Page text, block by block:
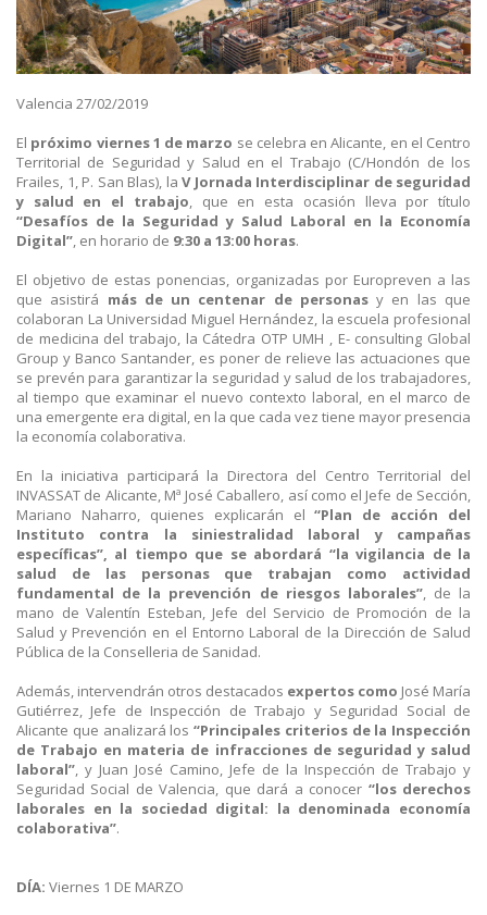
Valencia 27/02/2019
El próximo viernes 1 de marzo se celebra en Alicante, en el Centro
Territorial de Seguridad y Salud en el Trabajo (C/Hondón de los
Frailes, 1, P. San Blas), la V Jornada Interdisciplinar de seguridad
y salud en el trabajo, que en esta ocasión lleva por título
“Desafíos de la Seguridad y Salud Laboral en la Economía
Digital”, en horario de 9:30 a 13:00 horas.
El objetivo de estas ponencias, organizadas por Europreven a las
que asistirá más de un centenar de personasy en las que
colaboran La Universidad Miguel Hernández, la escuela profesional
de medicina del trabajo, la Cátedra OTP UMH , E- consulting Global
Group y Banco Santander, es poner de relieve las actuaciones que
se prevén para garantizar la seguridad y salud de los trabajadores,
al tiempo que examinar el nuevo contexto laboral, en el marco de
una emergente era digital, en la que cada vez tiene mayor presencia
la economía colaborativa.
En la iniciativa participará la Directora del Centro Territorial del
INVASSAT de Alicante, Mª José Caballero, así como el Jefe de Sección,
Mariano Naharro, quienes explicarán el“Plan de acción del
Instituto contra la siniestralidad laboral y campañas
específicas”, al tiempo que se abordará “la vigilancia de la
salud de las personas que trabajan como actividad
fundamental de la prevención de riesgos laborales”, de la
mano de Valentín Esteban, Jefe del Servicio de Promoción de la
Salud y Prevención en el Entorno Laboral de la Dirección de Salud
Pública de la Conselleria de Sanidad.
Además, intervendrán otros destacados expertos como José María
Gutiérrez, Jefe de Inspección de Trabajo y Seguridad Social de
Alicante que analizará los “Principales criterios de la Inspección
de Trabajo en materia de infracciones de seguridad y salud
laboral”, y Juan José Camino, Jefe de la Inspección de Trabajo y
Seguridad Social de Valencia, que dará a conocer “los derechos
laborales en la sociedad digital: la denominada economía
colaborativa”.
DÍA: Viernes 1 DE MARZO